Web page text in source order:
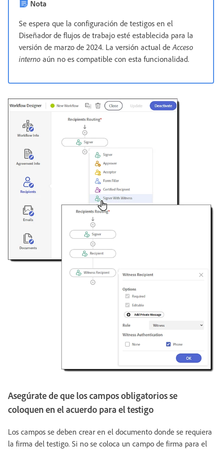
Nota
Se espera que la configuración de testigos en el
Diseñador de flujos de trabajo esté establecida para la
versión de marzo de 2024. La versión actual de Acceso
interno aún no es compatible con esta funcionalidad.
Asegúrate de que los campos obligatorios se
coloquen en el acuerdo para el testigo
Los campos se deben crear en el documento donde se requiera
la firma del testigo. Si no se coloca un campo de firma para el